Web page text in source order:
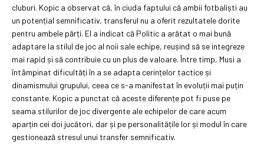
cluburi. Kopic a observat că, în ciuda faptului că ambii fotbaliști au
un potențial semnificativ, transferul nu a oferit rezultatele dorite
pentru ambele părți. El a indicat că Politic a arătat o mai bună
adaptare la stilul de joc al noii sale echipe, reușind să se integreze
mai rapid și să contribuie cu un plus de valoare. Între timp, Musi a
întâmpinat dificultăți în a se adapta cerințelor tactice și
dinamismului grupului, ceea ce s-a manifestat în evoluții mai puțin
constante. Kopic a punctat că aceste diferențe pot fi puse pe
seama stilurilor de joc divergente ale echipelor de care acum
aparțin cei doi jucători, dar și pe personalitățile lor și modul în care
gestionează stresul unui transfer semnificativ.